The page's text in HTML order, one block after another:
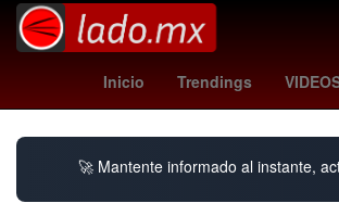
Inicio Trendings
cruzeiro - chapecoense
🚀 Mantente informado al instante,